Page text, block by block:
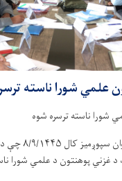
علمي شورا ناسته
شورا ناسته ترسره شوه
غزني پوهنتون د علمي شورا